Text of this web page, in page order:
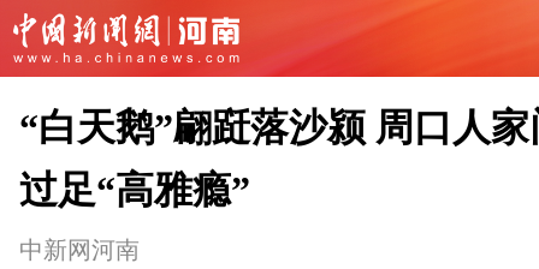
“白天鹅”翩跹落沙颍 周口人
过足“高雅瘾”
中新网河南